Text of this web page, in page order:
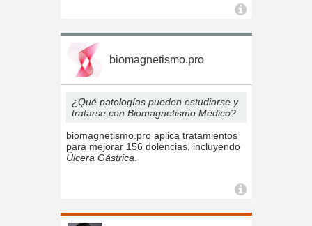
biomagnetismo.pro
¿Qué patologías pueden estudiarse y
tratarse con Biomagnetismo Médico?
biomagnetismo.pro aplica tratamientos
para mejorar 156 dolencias, incluyendo
Úlcera Gástrica